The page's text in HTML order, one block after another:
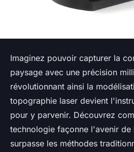
Imaginez pouvoir capturer la
paysage avec une précision
révolutionnant ainsi la
topographie laser devient
pour y parvenir. Découvrez
technologie façonne l'avenir
surpasse les méthodes